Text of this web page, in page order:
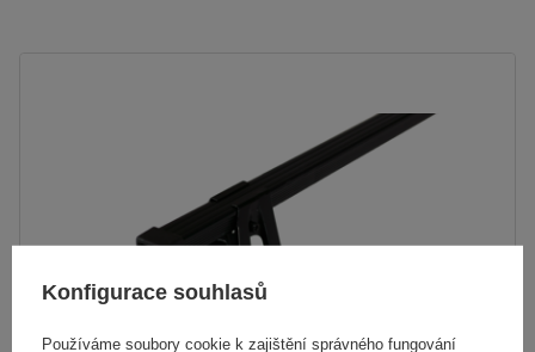
Konfigurace souhlasů
Používáme soubory cookie k zajištění správného fungování